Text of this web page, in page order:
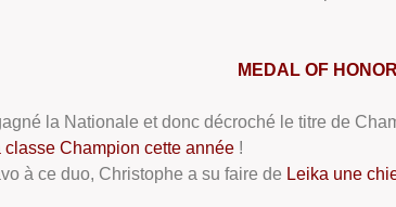
MEDAL OF
la Nationale et donc décroché le titre de
classe Champion cette année !
à ce duo, Christophe a su faire de Leika une